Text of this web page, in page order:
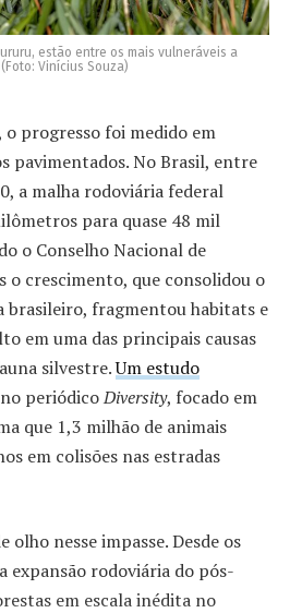
estão entre os mais vulneráveis a
Vinícius Souza)
o progresso foi medido em
pavimentados. No Brasil, entre
a malha rodoviária federal
para quase 48 mil
o Conselho Nacional de
o crescimento, que consolidou o
brasileiro, fragmentou habitats e
em uma das principais causas
silvestre.Um estudo
periódicoDiversity, focado em
que 1,3 milhão de animais
em colisões nas estradas
olho nesse impasse. Desde os
expansão rodoviária do pós-
em escala inédita no